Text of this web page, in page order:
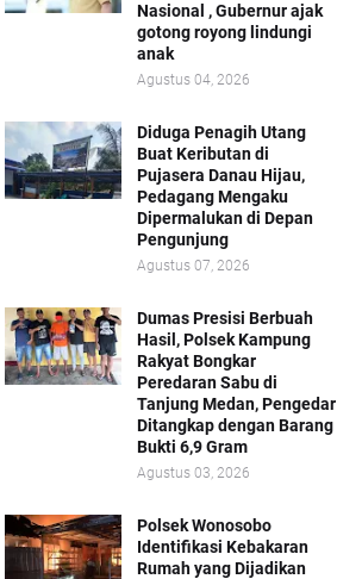
Nasional , Gubernur ajak
gotong royong lindungi
anak
Agustus 04, 2026
Diduga Penagih Utang
Buat Keributan di
Pujasera Danau Hijau,
Pedagang Mengaku
Dipermalukan di Depan
Pengunjung
Agustus 07, 2026
Dumas Presisi Berbuah
Hasil, Polsek Kampung
Rakyat Bongkar
Peredaran Sabu di
Tanjung Medan, Pengedar
Ditangkap dengan Barang
Bukti 6,9 Gram
Agustus 03, 2026
Polsek Wonosobo
Identifikasi Kebakaran
Rumah yang Dijadikan